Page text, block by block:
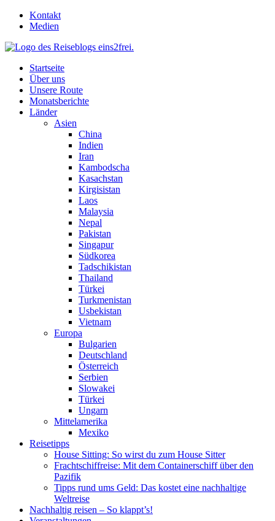
Skip
Kontakt
Medien
Startseite
Über uns
Unsere Route
Monatsberichte
Länder
Asien
China
Indien
Iran
Kambodscha
Kasachstan
Kirgisistan
Laos
Malaysia
Nepal
Pakistan
Singapur
Südkorea
Tadschikistan
Thailand
Türkei
Turkmenistan
Usbekistan
Vietnam
Europa
Bulgarien
Deutschland
Österreich
Serbien
Slowakei
Türkei
Ungarn
Mittelamerika
Mexiko
Reisetipps
House Sitting: So wirst du zum House Sitter
Frachtschiffreise: Mit dem Containerschiff über den
Pazifik
Tipps rund ums Geld: Das kostet eine nachhaltige
Weltreise
Nachhaltig reisen – So klappt’s!